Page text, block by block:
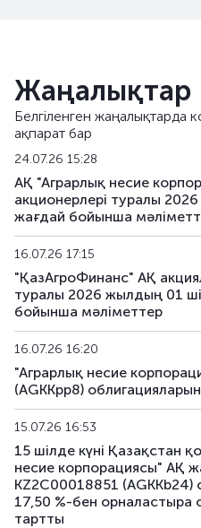
AGKKpp7
AGKKpp11
AGKKpp12
AGKKpp13
AGKKpp14
AGKKpp15
AGKKpp16
AGKKpp17
AGKKpp18
Жаңалықтар
Белгіленген жаңалықтарда
ақпарат бар
24.07.26 15:28
АҚ "Аграрлық несие
акционерлері туралы
жағдай бойынша
16.07.26 17:15
"ҚазАгроФинанс" АҚ
туралы 2026 жылдың 01
бойынша мәліметтер
16.07.26 16:20
"Аграрлық несие
(AGKKpp8)
15.07.26 16:53
15 шілде күні Қазақстан
несие корпорациясы" АҚ
KZ2C00018851
17,50 %-бен орналастыра
тартты